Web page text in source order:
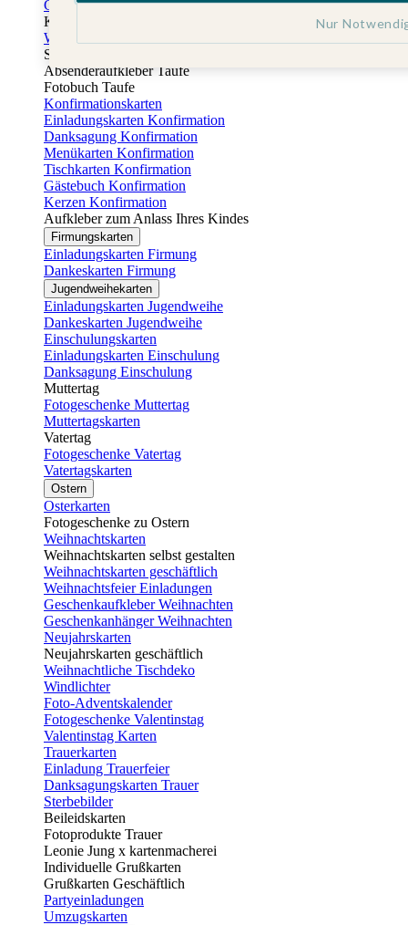
Gästebuch Taufe
Kartenbox Taufe
Willkommensschilder Taufe
Sticker Taufe
Absenderaufkleber Taufe
Fotobuch Taufe
Konfirmationskarten
Einladungskarten Konfirmation
Danksagung Konfirmation
Menükarten Konfirmation
Tischkarten Konfirmation
Gästebuch Konfirmation
Kerzen Konfirmation
Aufkleber zum Anlass Ihres Kindes
Firmungskarten
Einladungskarten Firmung
Dankeskarten Firmung
Jugendweihekarten
Einladungskarten Jugendweihe
Dankeskarten Jugendweihe
Einschulungskarten
Einladungskarten Einschulung
Danksagung Einschulung
Muttertag
Fotogeschenke Muttertag
Muttertagskarten
Vatertag
Fotogeschenke Vatertag
Vatertagskarten
Ostern
Osterkarten
Fotogeschenke zu Ostern
Weihnachtskarten
Weihnachtskarten selbst gestalten
Weihnachtskarten geschäftlich
Weihnachtsfeier Einladungen
Geschenkaufkleber Weihnachten
Geschenkanhänger Weihnachten
Neujahrskarten
Neujahrskarten geschäftlich
Weihnachtliche Tischdeko
Windlichter
Foto-Adventskalender
Fotogeschenke Valentinstag
Valentinstag Karten
Trauerkarten
Einladung Trauerfeier
Danksagungskarten Trauer
Sterbebilder
Beileidskarten
Fotoprodukte Trauer
Leonie Jung x kartenmacherei
Individuelle Grußkarten
Grußkarten Geschäftlich
Partyeinladungen
Umzugskarten
Nur